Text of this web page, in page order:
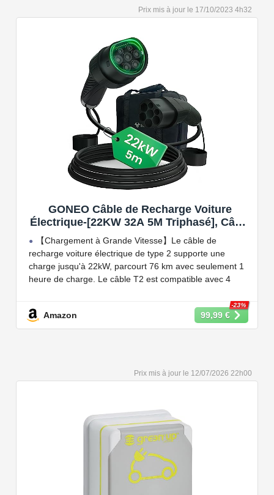
Capacité de charge à puissance réglable jusqu'à 22
kW. Câble de charge Type 2 de 5 ou 7 mètres de long.
Compatible avec tous les compteurs d'énergie Wallbox
permettant d'éviter les pannes de courant, les surprises
sur vos factures d'énergie et de charger votre VE avec
vos panneaux solaires.
17/10/2023 4h32
GONEO Câble de Recharge Voiture
Électrique-[22KW 32A 5M Triphasé], Câble
Type 2 à Type 2 EV/PHEV, Câble T2 avec
Sac de Transport, Compatible avec Model
3/S/X/Y, e-208, ID.5, E-Tron, IONIQ 5, Zoe,
etc
【Chargement à Grande Vitesse】Le câble de
recharge voiture électrique de type 2 supporte une
charge jusqu'à 22kW, parcourt 76 km avec seulement 1
heure de charge. Le câble T2 est compatible avec 4
【Conception Sécurisée】Nos câbles type 2 vous
de recharge de type 1, CCS1, CHAdeMO et GB/T.
voiture électrique de type 2 est conforme à la norme
européenne IEC 62196 et convient à tous les EV et
PHEV avec type 2 et CCS2. Convient aux modèles
Y/3/S/X, i3, iX, ID.3, ID.4, ID.5, E-Tron, ZOE, Kona, Leaf,
【Qualité Solide et Fiable】Résistant à l'eau - IP54,
utilise un câble TPU de haute qualité, isolé sans choc
Amazon 99,99 €
-23%
12/07/2026 22h00